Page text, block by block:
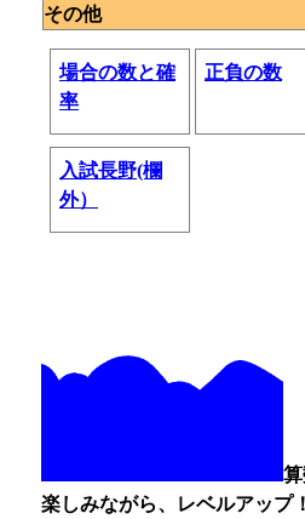
その他
場合の数と確
率
正負の数
入試長野(欄
外）
楽しみながら、レベルアップ！